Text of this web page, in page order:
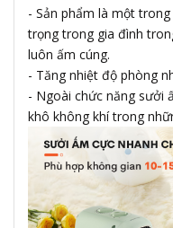
- Sản phẩm là một
trọng trong gia đình
luôn ấm cúng.
- Tăng nhiệt độ phòng
- Ngoài chức năng sưởi
khô không khí trong